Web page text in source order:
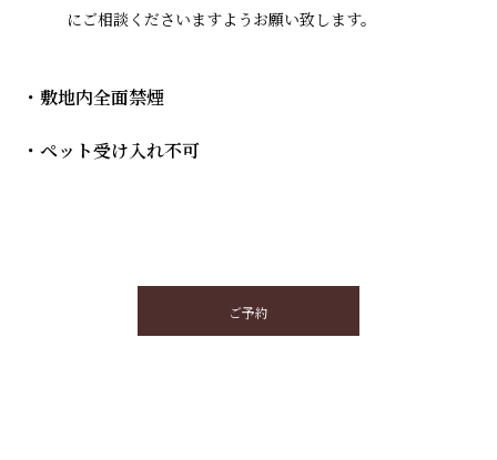
にご相談くださいますようお願い致します。
・敷地内全面禁煙
・ペット受け入れ不可
ご予約